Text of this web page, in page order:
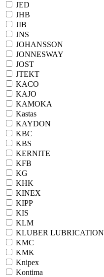
JED
JHB
JIB
JNS
JOHANSSON
JONNESWAY
JOST
JTEKT
KACO
KAJO
KAMOKA
Kastas
KAYDON
KBC
KBS
KERNITE
KFB
KG
KHK
KINEX
KIPP
KIS
KLM
KLUBER LUBRICATION
KMC
KMK
Knipex
Kontima